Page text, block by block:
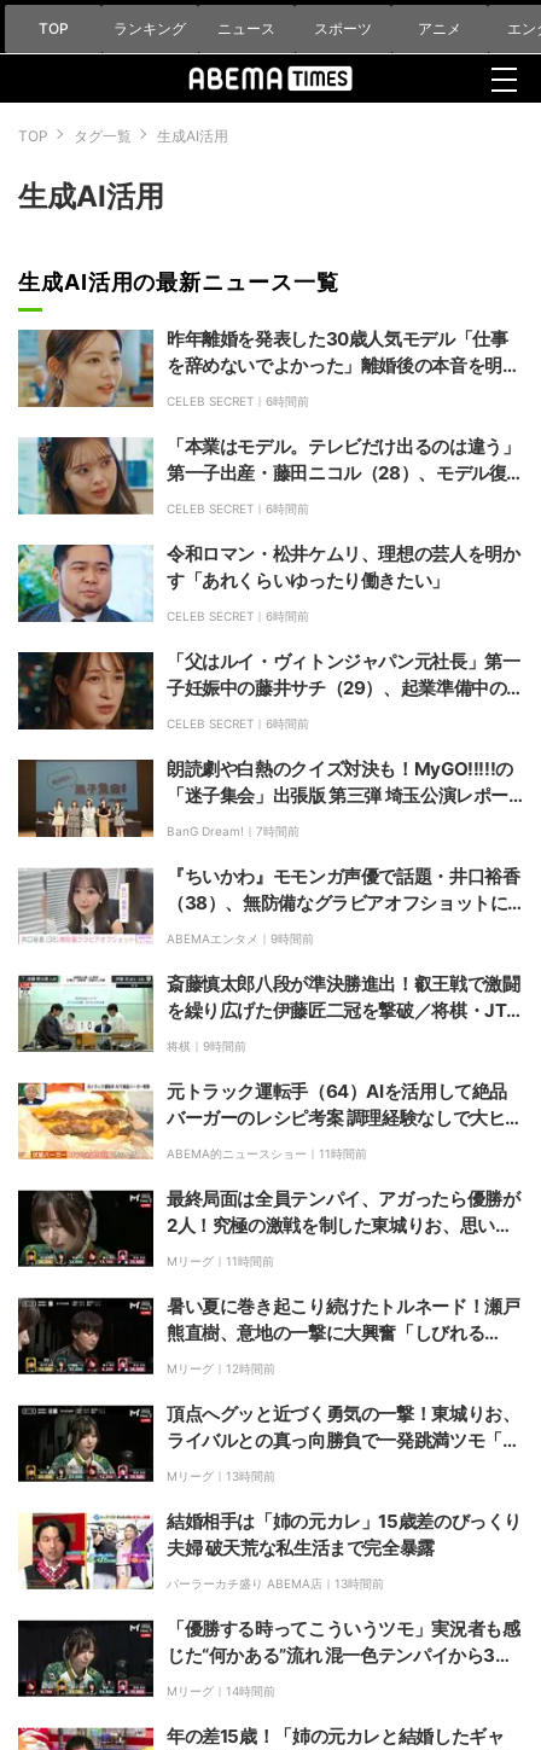
TOP ランキング ニュース スポーツ アニメ エン
TOP タグ一覧 生成AI活用
生成AI活用
生成AI活用の最新ニュース一覧
昨年離婚を発表した30歳人気モデル「仕事
を辞めないでよかった」離婚後の本音を明か
す
CELEB SECRET｜ 6時間前
「本業はモデル。テレビだけ出るのは違う」
第一子出産・藤田ニコル（28）、モデル復
帰への不安と本音
CELEB SECRET｜ 6時間前
令和ロマン・松井ケムリ、理想の芸人を明か
す「あれくらいゆったり働きたい」
CELEB SECRET｜ 6時間前
「父はルイ・ヴィトンジャパン元社長」第一
子妊娠中の藤井サチ（29）、起業準備中の
ビジネスを告白「今年中のオープンを目指
CELEB SECRET｜ 6時間前
朗読劇や白熱のクイズ対決も！MyGO!!!!!の
「迷子集会」出張版 第三弾 埼玉公演レポー
ト
BanG Dream!｜ 7時間前
『ちいかわ』モモンガ声優で話題・井口裕香
（38）、無防備なグラビアオフショットに
反響「たまりませんねっ」
ABEMAエンタメ｜ 9時間前
斎藤慎太郎八段が準決勝進出！叡王戦で激闘
を繰り広げた伊藤匠二冠を撃破／将棋・JT
杯
将棋｜ 9時間前
元トラック運転手（64）AIを活用して絶品
バーガーのレシピ考案 調理経験なしで大ヒッ
トの舞台裏
ABEMA的ニュースショー｜ 11時間前
最終局面は全員テンパイ、アガったら優勝が
2人！究極の激戦を制した東城りお、思いが
こみ上げる優勝決定の瞬間「美しい結末だっ
Mリーグ｜ 11時間前
暑い夏に巻き起こり続けたトルネード！瀬戸
熊直樹、意地の一撃に大興奮「しびれる
ぜ！！！」／麻雀・Mトーナメント
Mリーグ｜ 12時間前
頂点へグッと近づく勇気の一撃！東城りお、
ライバルとの真っ向勝負で一発跳満ツモ「こ
の度胸よ！」／麻雀・Mトーナメント
Mリーグ｜ 13時間前
結婚相手は「姉の元カレ」15歳差のびっくり
夫婦 破天荒な私生活まで完全暴露
パーラーカチ盛り ABEMA店｜ 13時間前
「優勝する時ってこういうツモ」実況者も感
じた“何かある”流れ 混一色テンパイから3秒
後にロン「システムできてるw」／麻雀・M
Mリーグ｜ 14時間前
年の差15歳！「姉の元カレと結婚したギャ